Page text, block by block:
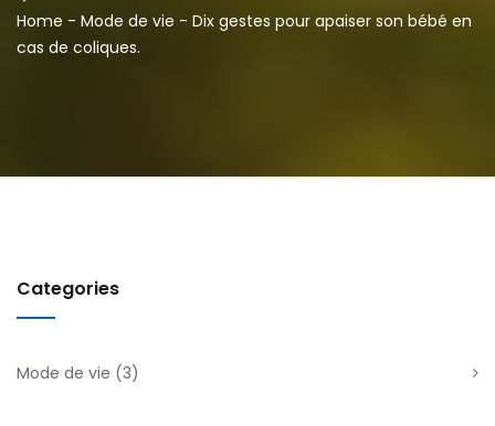
Home - Mode de vie - Dix gestes pour apaiser son bébé en
cas de coliques.
Categories
Mode de vie (3)